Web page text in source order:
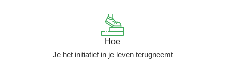
Hoe
Je het initiatief in je leven terugneemt